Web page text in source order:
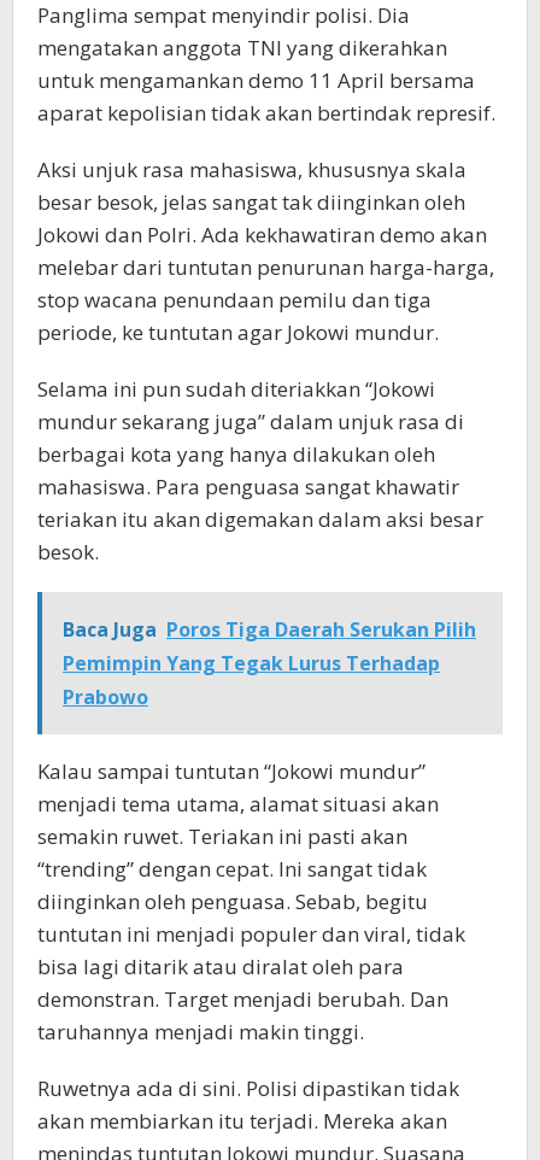
Panglima sempat menyindir polisi. Dia
mengatakan anggota TNI yang dikerahkan
untuk mengamankan demo 11 April bersama
aparat kepolisian tidak akan bertindak represif.
Aksi unjuk rasa mahasiswa, khususnya skala
besar besok, jelas sangat tak diinginkan oleh
Jokowi dan Polri. Ada kekhawatiran demo akan
melebar dari tuntutan penurunan harga-harga,
stop wacana penundaan pemilu dan tiga
periode, ke tuntutan agar Jokowi mundur.
Selama ini pun sudah diteriakkan “Jokowi
mundur sekarang juga” dalam unjuk rasa di
berbagai kota yang hanya dilakukan oleh
mahasiswa. Para penguasa sangat khawatir
teriakan itu akan digemakan dalam aksi besar
besok.
Baca Juga Poros Tiga Daerah Serukan Pilih
Pemimpin Yang Tegak Lurus Terhadap
Prabowo
Kalau sampai tuntutan “Jokowi mundur”
menjadi tema utama, alamat situasi akan
semakin ruwet. Teriakan ini pasti akan
“trending” dengan cepat. Ini sangat tidak
diinginkan oleh penguasa. Sebab, begitu
tuntutan ini menjadi populer dan viral, tidak
bisa lagi ditarik atau diralat oleh para
demonstran. Target menjadi berubah. Dan
taruhannya menjadi makin tinggi.
Ruwetnya ada di sini. Polisi dipastikan tidak
akan membiarkan itu terjadi. Mereka akan
menindas tuntutan Jokowi mundur. Suasana